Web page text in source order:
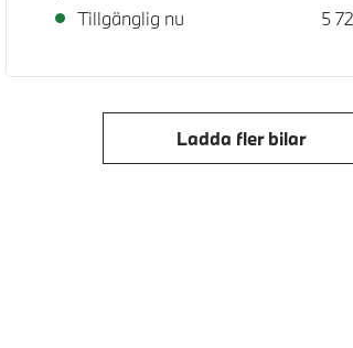
Tillgänglig nu
5
Ladda fler bilar